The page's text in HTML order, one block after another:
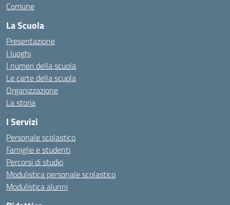
Comune
La Scuola
Presentazione
I luoghi
I numeri della scuola
Le carte della scuola
Organizzazione
La storia
I Servizi
Personale scolastico
Famiglie e studenti
Percorsi di studio
Modulistica personale scolastico
Modulistica alunni